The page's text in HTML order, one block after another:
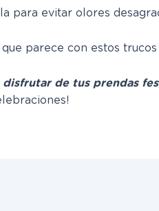
para evitar olores
parece con estos
de tus prendas